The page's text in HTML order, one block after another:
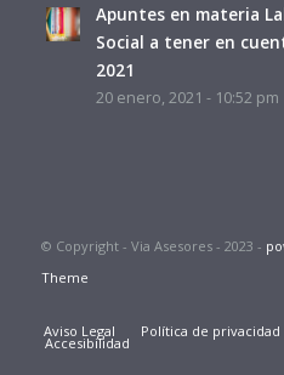
Apuntes en materia
Social a tener en
2021
20 enero, 2021 - 10:52 pm
© Copyright - Via Asesores - 2023 -
Theme
Aviso Legal Política de privacidad
Accesibilidad